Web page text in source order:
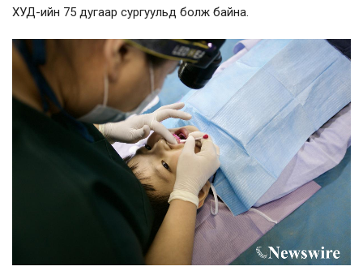
ХУД-ийн 75 дугаар сургуульд болж байна.